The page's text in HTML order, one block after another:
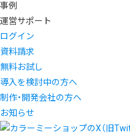
事例
運営サポート
ログイン
資料請求
無料お試し
導入を検討中の方へ
制作・開発会社の方へ
お知らせ